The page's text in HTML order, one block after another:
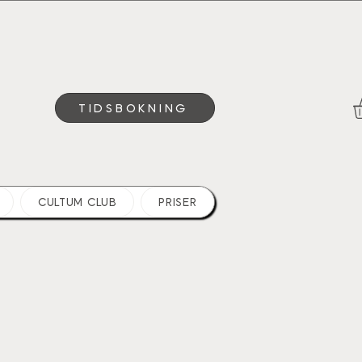
TIDSBOKNING
CULTUM CLUB PRISER